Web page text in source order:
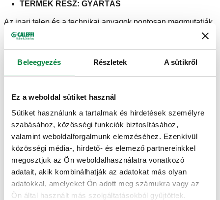
Beleegyezés Részletek A sütikről
Ez a weboldal sütiket használ
Sütiket használunk a tartalmak és hirdetések személyre
szabásához, közösségi funkciók biztosításához,
valamint weboldalforgalmunk elemzéséhez. Ezenkívül
közösségi média-, hirdető- és elemező partnereinkkel
megosztjuk az Ön weboldalhasználatra vonatkozó
adatait, akik kombinálhatják az adatokat más olyan
adatokkal, amelyeket Ön adott meg számukra vagy az
Ön által használt más szolgáltatásokból gyűjtöttek.
TERMÉK RÉSZ: GYÁRTÁS
Az ipari telep és a technikai anyagok pontosan megmutatják,
milyen közel állunk az olasz mérnöki munkához - egy terület,
amely gyors fejlődésen ment keresztül és terjedt nemzetközi
vesztett volna. A gyártási alapelveink nem változtak, mégis
világpiaci szereplővé váltunk óriási lépésekkel - fűtési és
piac igényeihez igazítottuk.
A stand felső része, 300 m-re a termék rész felett lebegve
rendkívüli megjelenésével a néző lenyűgözését szolgálja. Ez
a Caleffi stand megkoronázása - ezzel is meghatározza a
lényegét és felhívja a figyelmet az alsó részen elterülő
CUBOROSSO : INNOVÁCIÓ ÉS KÉPZÉS